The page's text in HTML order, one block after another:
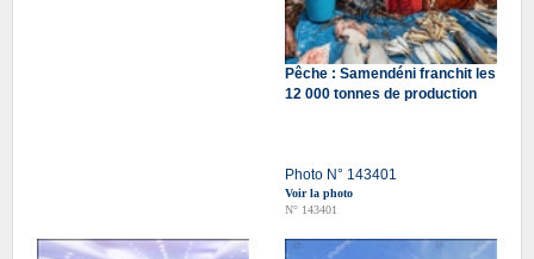
Pêche : Samendéni franchit les
12 000 tonnes de production
Photo N° 143401
Voir la photo
N° 143401